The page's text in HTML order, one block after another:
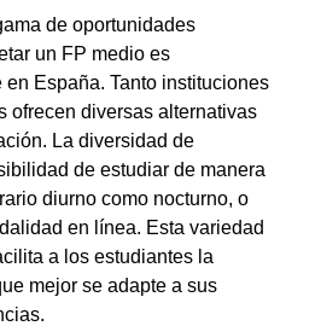
de oportunidades
un FP medio es
España. Tanto instituciones
ofrecen diversas alternativas
La diversidad de
de estudiar de manera
diurno como nocturno, o
en línea. Esta variedad
a los estudiantes la
mejor se adapte a sus